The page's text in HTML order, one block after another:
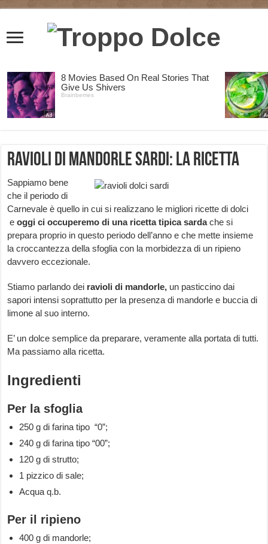
Ravioli di mandorle sardi: la ricetta
Sappiamo bene
che il periodo di
Carnevale è quello in cui si realizzano le migliori ricette di dolci
eoggi ci occuperemo di una ricetta tipica sardache si
prepara proprio in questo periodo dell’anno e che mette insieme
la croccantezza della sfoglia con la morbidezza di un ripieno
davvero eccezionale.
Stiamo parlando dei ravioli di mandorle, un pasticcino dai
sapori intensi soprattutto per la presenza di mandorle e buccia di
limone al suo interno.
E’ un dolce semplice da preparare, veramente alla portata di tutti.
Ma passiamo alla ricetta.
Ingredienti
Per la sfoglia
250 g di farina tipo “0”;
240 g di farina tipo “00”;
120 g di strutto;
1 pizzico di sale;
Acqua q.b.
Per il ripieno
400 g di mandorle;